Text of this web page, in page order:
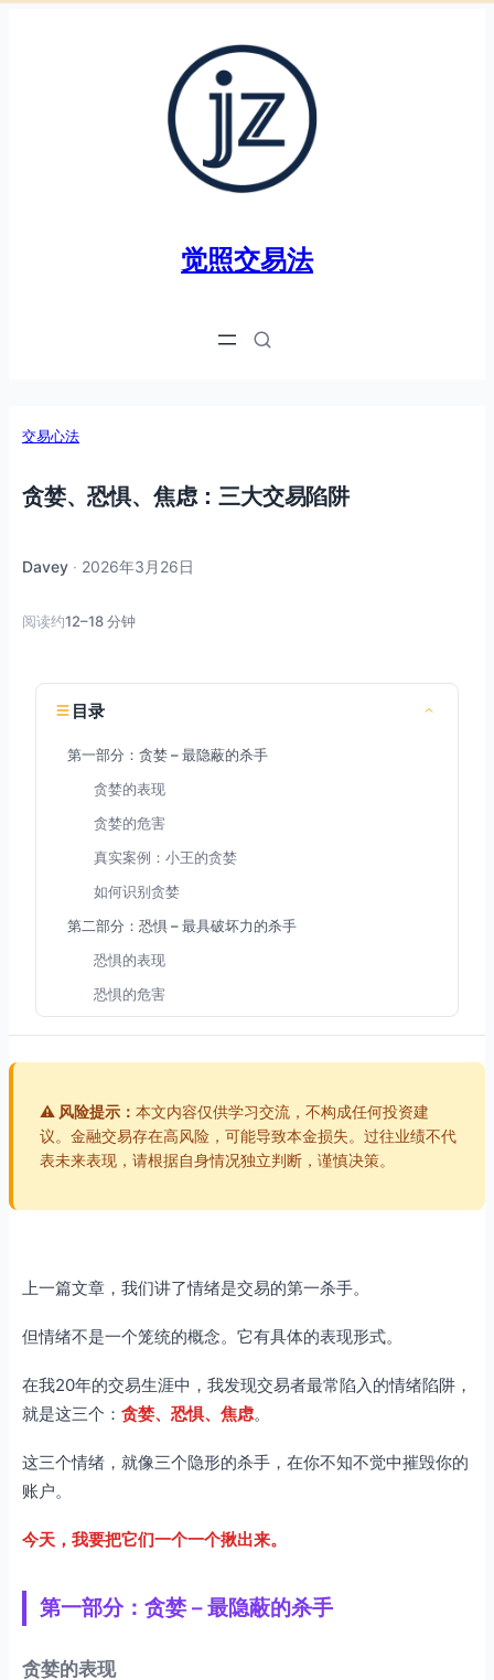
觉照交易法
交易心法
贪婪、恐惧、焦虑：三大交易陷阱
Davey · 2026年3月26日
阅读约12–18 分钟
目录
第一部分：贪婪 – 最隐蔽的杀手
贪婪的表现
贪婪的危害
真实案例：小王的贪婪
如何识别贪婪
第二部分：恐惧 – 最具破坏力的杀手
恐惧的表现
恐惧的危害
如何识别恐惧
焦虑的表现
焦虑的危害
危害对比
第五部分：如何应对三大陷阱
应对恐惧
第六部分：觉照交易的三大陷阱管理
量化而非模糊
第七部分：实战应用
⚠️ 风险提示： 本文内容仅供学习交流，不构成任何投资建
议。金融交易存在高风险，可能导致本金损失。过往业绩不代
表未来表现，请根据自身情况独立判断，谨慎决策。
上一篇文章，我们讲了情绪是交易的第一杀手。
但情绪不是一个笼统的概念。它有具体的表现形式。
在我20年的交易生涯中，我发现交易者最常陷入的情绪陷阱，
就是这三个： 贪婪、恐惧、焦虑。
这三个情绪，就像三个隐形的杀手，在你不知不觉中摧毁你的
账户。
今天，我要把它们一个一个揪出来。
第一部分：贪婪 – 最隐蔽的杀手
贪婪的表现